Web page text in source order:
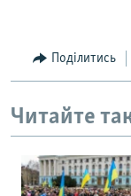
Поділитись
Читайте